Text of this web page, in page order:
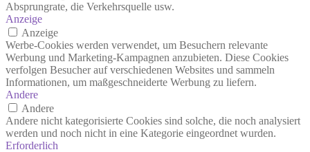
Absprungrate, die Verkehrsquelle usw.
Anzeige
Anzeige
Werbe-Cookies werden verwendet, um Besuchern relevante
Werbung und Marketing-Kampagnen anzubieten. Diese Cookies
verfolgen Besucher auf verschiedenen Websites und sammeln
Informationen, um maßgeschneiderte Werbung zu liefern.
Andere
Andere
Andere nicht kategorisierte Cookies sind solche, die noch analysiert
werden und noch nicht in eine Kategorie eingeordnet wurden.
Erforderlich